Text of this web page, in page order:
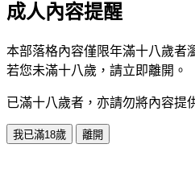
成人內容提醒
本部落格內容僅限年滿十八歲者
若您未滿十八歲，請立即離開。
已滿十八歲者，亦請勿將內容提
我已滿18歲 離開